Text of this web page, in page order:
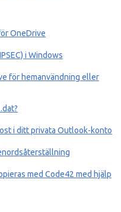
OneDrive
i Windows
för hemanvändning eller
i ditt privata Outlook-konto
med Code42 med hjälp